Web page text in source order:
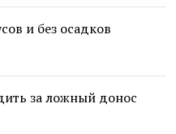
и без осадков
за ложный донос